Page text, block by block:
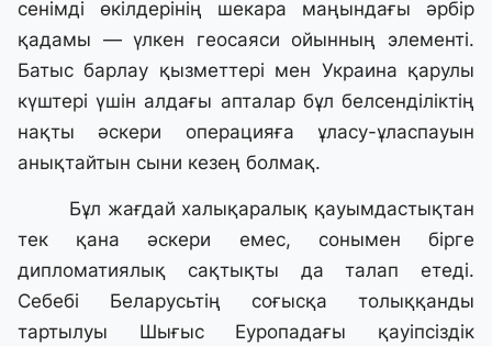
сенімді өкілдерінің шекара маңындағы әрбір
қадамы — үлкен геосаяси ойынның элементі.
Батыс барлау қызметтері мен Украина қарулы
күштері үшін алдағы апталар бұл белсенділіктің
нақты әскери операцияға ұласу-ұласпауын
анықтайтын сыни кезең болмақ.
Бұл жағдай халықаралық қауымдастықтан
тек қана әскери емес, сонымен бірге
дипломатиялық сақтықты да талап етеді.
Себебі Беларусьтің соғысқа толыққанды
тартылуы Шығыс Еуропадағы қауіпсіздік